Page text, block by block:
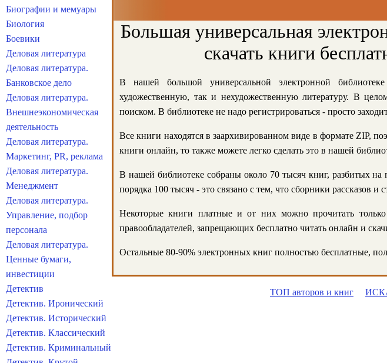
Большая универсальная
скачать книги
В нашей большой универсальной электронной
художественную, так и нехудожественную литературу. В
поиском. В библиотеке не надо регистрироваться - просто
Все книги находятся в заархивированном виде в формате ZIP,
книги онлайн, то также можете легко сделать это в нашей
В нашей библиотеке собраны около 70 тысяч книг, разбитых
порядка 100 тысяч - это связано с тем, что сборники рассказов
Некоторые книги платные и от них можно прочитать
правообладателей, запрещающих бесплатно читать онлайн и
Остальные 80-90% электронных книг полностью бесплатные,
ТОП авторов и книг
Биографии и мемуары
Биология
Боевики
Деловая литература
Деловая литература.
Банковское дело
Деловая литература.
Внешнеэкономическая
деятельность
Деловая литература.
Маркетинг, PR, реклама
Деловая литература.
Менеджмент
Деловая литература.
Управление, подбор
персонала
Деловая литература.
Ценные бумаги,
инвестиции
Детектив
Детектив. Иронический
Детектив. Исторический
Детектив. Классический
Детектив. Криминальный